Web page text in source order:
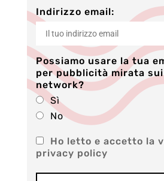
Indirizzo email:
Possiamo usare la tua
per pubblicità mirata
network?
Sì
No
Ho letto e accetto la
privacy policy